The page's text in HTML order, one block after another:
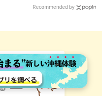
Recommended by